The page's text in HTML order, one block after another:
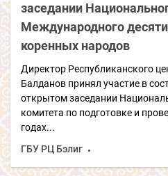
заседании
Международного
коренных народов
Директор Республиканского
Балданов принял участие в
открытом заседании
комитета по подготовке и
годах...
ГБУ РЦ Бэлиг